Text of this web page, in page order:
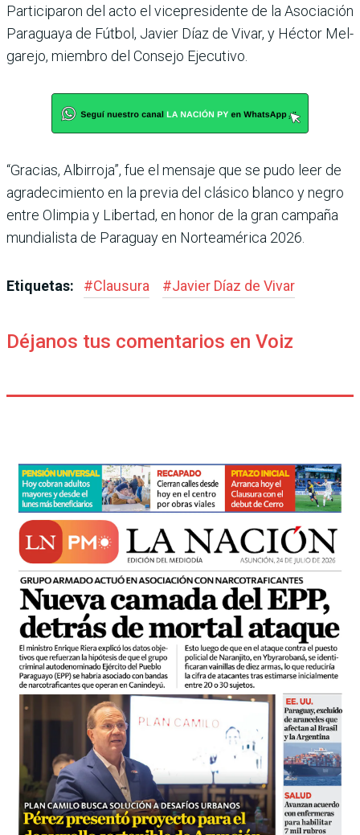
Participaron del acto el vice­presidente de la Asociación
Paraguaya de Fútbol, Javier Díaz de Vivar, y Héctor Mel­
garejo, miembro del Consejo Ejecutivo.
“Gracias, Albirroja”, fue el mensaje que se pudo leer de
agradecimiento en la previa del clásico blanco y negro
entre Olimpia y Libertad, en honor de la gran campaña
mundialista de Paraguay en Norteamérica 2026.
Etiquetas: #Clausura #Javier Díaz de Vivar
Déjanos tus comentarios en Voiz